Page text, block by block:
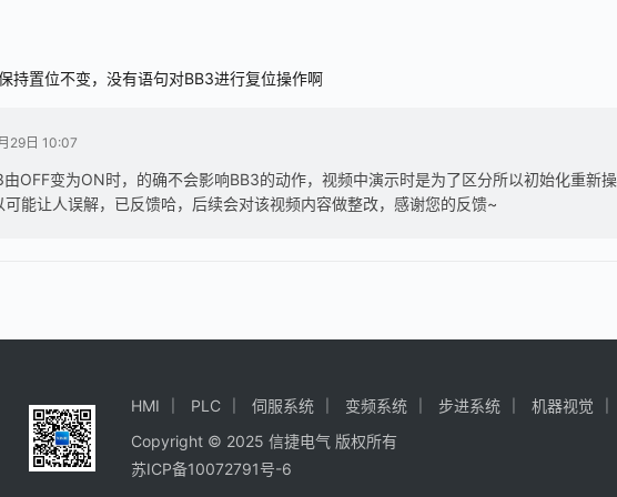
持置位不变，没有语句对BB3进行复位操作啊
29日 10:07
OFF变为ON时，的确不会影响BB3的动作，视频中演示时是为了区分所以初始化重新操
能让人误解，已反馈哈，后续会对该视频内容做整改，感谢您的反馈~
HMI PLC 伺服系统 变频系统 步进系统
机器视觉
Copyright © 2025 信捷电气 版权所有
苏ICP备10072791号-6